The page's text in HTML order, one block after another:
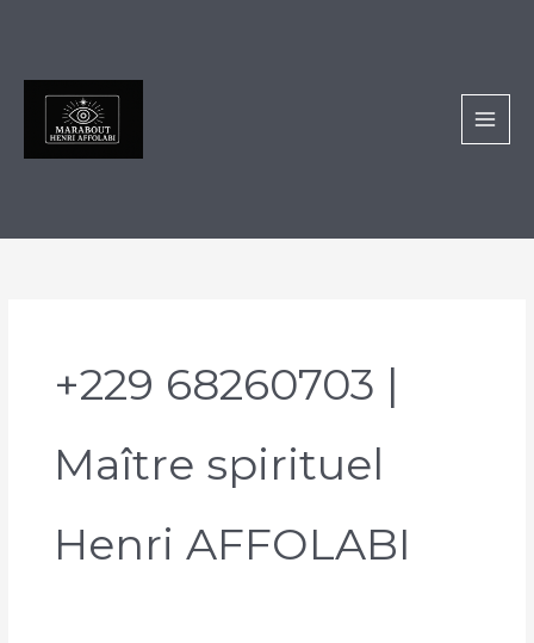
+229 68260703 |
Maître spirituel
Henri AFFOLABI